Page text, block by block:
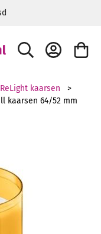
ZOEK ACCOUNT
kaarsen
kaarsen 64/52 mm